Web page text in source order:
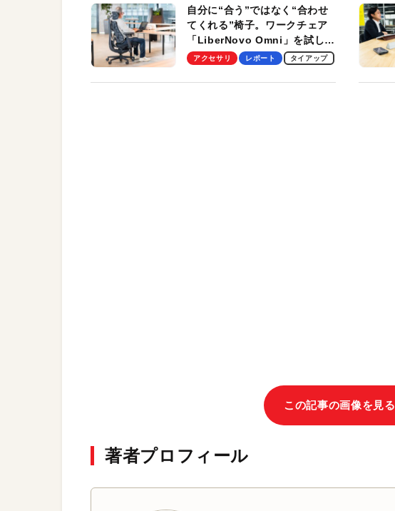
自分に“合う”ではなく“合わせ
てくれる”椅子。ワークチェア
「LiberNovo Omni」を試して
わかったその魅力。まさかのス
アクセサリ レポート タイアップ
この記事の画像を見る
著者プロフィール